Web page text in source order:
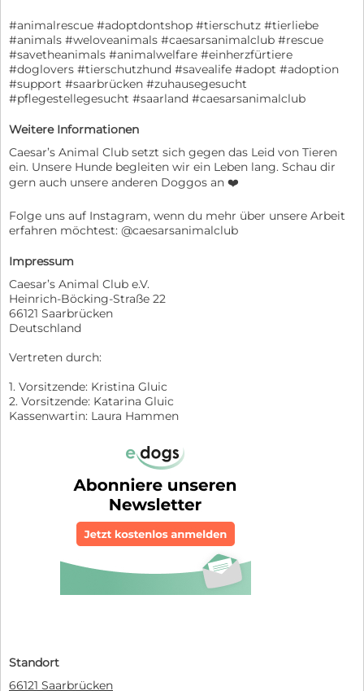
#animalrescue #adoptdontshop #tierschutz #tierliebe
#animals #weloveanimals #caesarsanimalclub #rescue
#savetheanimals #animalwelfare #einherzfürtiere
#doglovers #tierschutzhund #savealife #adopt #adoption
#support #saarbrücken #zuhausegesucht
#pflegestellegesucht #saarland #caesarsanimalclub
Weitere Informationen
Caesar’s Animal Club setzt sich gegen das Leid von Tieren
ein. Unsere Hunde begleiten wir ein Leben lang. Schau dir
gern auch unsere anderen Doggos an ❤️
Folge uns auf Instagram, wenn du mehr über unsere Arbeit
erfahren möchtest: @caesarsanimalclub
Impressum
Caesar’s Animal Club e.V.
Heinrich-Böcking-Straße 22
66121 Saarbrücken
Deutschland
Vertreten durch:
1. Vorsitzende: Kristina Gluic
2. Vorsitzende: Katarina Gluic
Kassenwartin: Laura Hammen
Standort
66121 Saarbrücken